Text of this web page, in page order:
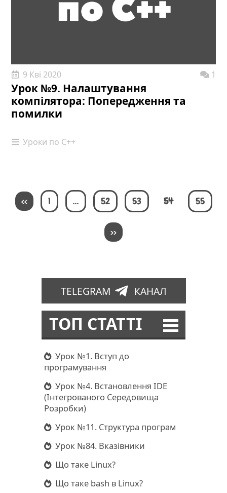
Урок №9. Налаштування
компілятора: Попередження та
помилки
9 Кві 2020 1
Уроки по С++
<< 1 … 52 53 54 55
>>
TELEGRAM КАНАЛ
ТОП СТАТТІ
Урок №1. Вступ до
програмування
Урок №4. Встановлення IDE
(Інтегрованого Середовища
Розробки)
Урок №11. Структура програм
Урок №84. Вказівники
Що таке Linux?
Що таке bash в Linux?